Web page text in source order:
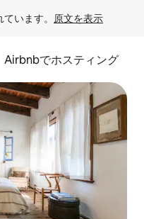
います。 原文を表示
Airbnbでホスティング